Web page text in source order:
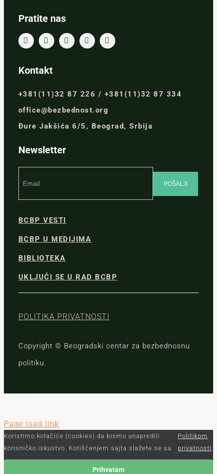
Pratite nas
Kontakt
+381(11)32 87 226 / +381(11)32 87 334
office@bezbednost.org
Đure Jakšića 6/5, Beograd, Srbija
Newsletter
BCBP VESTI
BCBP U MEDIJIMA
BIBLIOTEKA
UKLJUČI SE U RAD BCBP
POLITIKA PRIVATNOSTI
Copyright © Beogradski centar za bezbednosnu
politiku.
Page load link
Koristimo kolačiće (cookies) da bismo unapredili
korisničko iskustvo. Korišćenjem sajta slažete se sa
Politikom
privatnosti
Prihvatam